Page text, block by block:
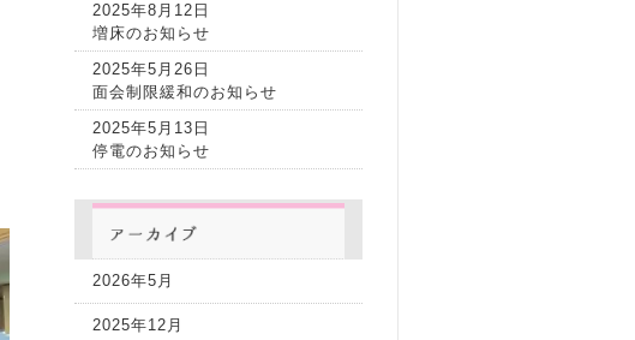
2025年8月12日
増床のお知らせ
2025年5月26日
面会制限緩和のお知らせ
2025年5月13日
停電のお知らせ
2026年5月
2025年12月